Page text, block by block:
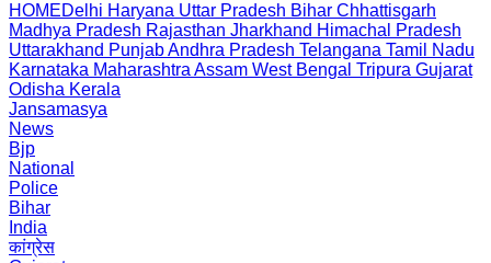
HOMEDelhi Haryana Uttar Pradesh Bihar Chhattisgarh
Madhya Pradesh Rajasthan Jharkhand Himachal Pradesh
Uttarakhand PunjabAndhra Pradesh Telangana Tamil Nadu
Karnataka Maharashtra Assam West Bengal Tripura Gujarat
Odisha Kerala
Jansamasya
News
Bjp
National
Police
Bihar
India
कांग्रेस